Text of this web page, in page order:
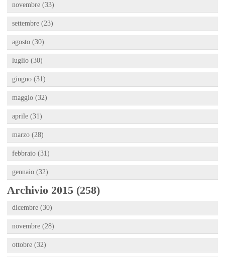
novembre (33)
settembre (23)
agosto (30)
luglio (30)
giugno (31)
maggio (32)
aprile (31)
marzo (28)
febbraio (31)
gennaio (32)
Archivio 2015 (258)
dicembre (30)
novembre (28)
ottobre (32)